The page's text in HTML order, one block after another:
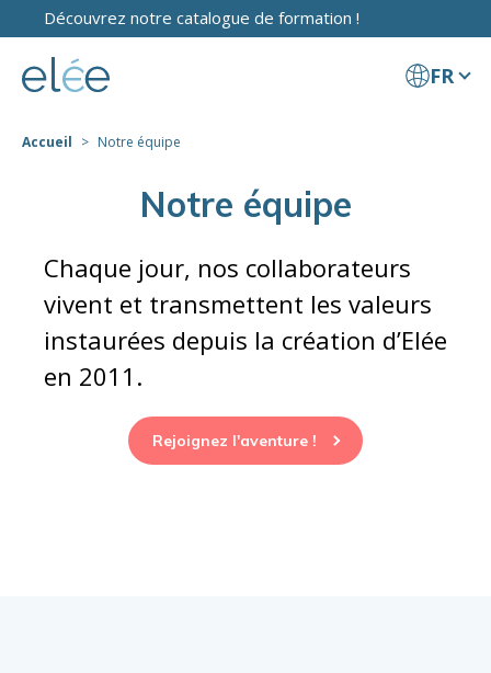
Découvrez notre catalogue de formation !
FR
Accueil Notre équipe
Notre équipe
Chaque jour, nos collaborateurs
vivent et transmettent les valeurs
instaurées depuis la création d’Elée
en 2011.
Rejoignez l'aventure !